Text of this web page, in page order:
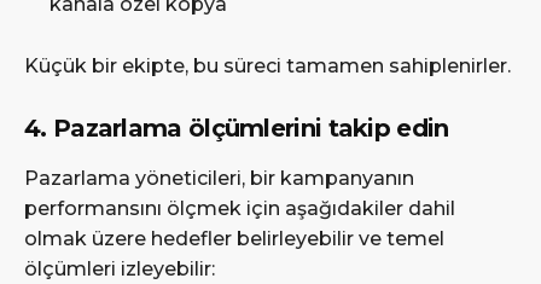
Küçük bir ekipte, bu süreci tamamen sahiplenirler.
4. Pazarlama ölçümlerini takip edin
Pazarlama yöneticileri, bir kampanyanın
performansını ölçmek için aşağıdakiler dahil
olmak üzere hedefler belirleyebilir ve temel
ölçümleri izleyebilir: